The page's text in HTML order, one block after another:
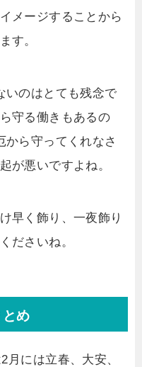
メージすることから
す。
いのはとても残念で
守る働きもあるの
から守ってくれなさ
が悪いですよね。
早く飾り、一夜飾り
ださいね。
め
には立春、大安、